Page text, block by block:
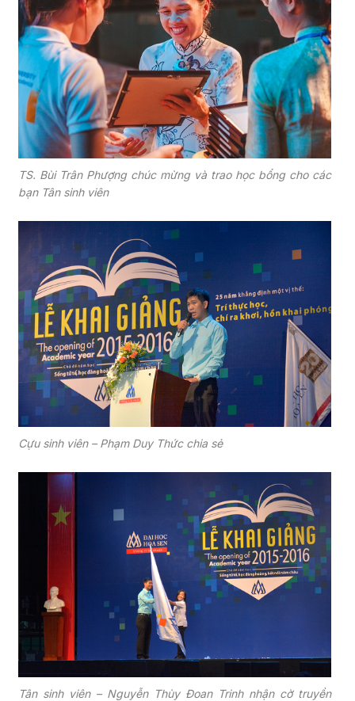
TS. Bùi Trân Phượng chúc mừng và trao học bổng cho các
bạn Tân sinh viên
Cựu sinh viên – Phạm Duy Thức chia sẻ
Tân sinh viên – Nguyễn Thùy Đoan Trinh nhận cờ truyền